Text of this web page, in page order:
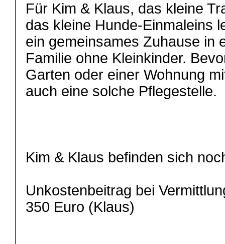
Für Kim & Klaus, das kleine
das kleine Hunde-Einmaleins
ein gemeinsames Zuhause in
Familie ohne Kleinkinder.
Garten oder einer Wohnung
auch eine solche Pflegestelle.
Kim & Klaus befinden sich
Unkostenbeitrag bei
350 Euro (Klaus)